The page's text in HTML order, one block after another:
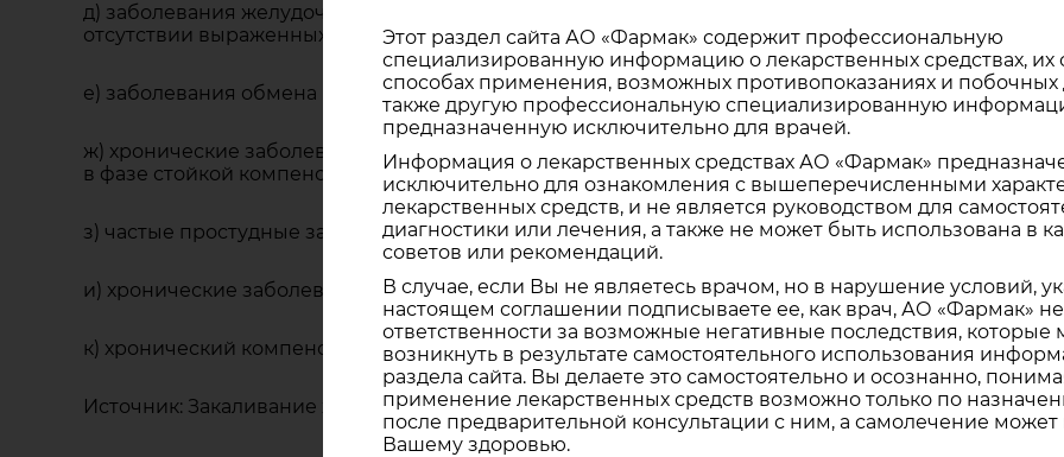
д) заболевания желудочно-кишечного тракта, хронические гастриты, энтериты и колиты при
отсутствии выраженных спастических явлений;
е) заболевания обмена веществ, ожирение при общем хорошем состоянии;
ж) хронические заболевания суставов инфекционно-аллергического происхождения, а также
в фазе стойкой компенсации;
з) частые простудные заболевания;
и) хронические заболевания верхних дыхательных путей;
к) хронический компенсированный тонзиллит.
Источник: Закаливание холодом.Методическое пособие., Р.Г.Жбанков, К.М.Приходченко,
Этот раздел сайта АО «Фармак» содержит профессиональную
специализированную информацию о лекарственных средствах, их
способах применения, возможных противопоказаниях и побочных
также другую профессиональную специализированную
предназначенную исключительно для врачей.
Информация о лекарственных средствах АО «Фармак»
исключительно для ознакомления с вышеперечисленными
лекарственных средств, и не является руководством для
диагностики или лечения, а также не может быть использована в
советов или рекомендаций.
В случае, если Вы не являетесь врачом, но в нарушение условий,
настоящем соглашении подписываете ее, как врач, АО «Фармак»
ответственности за возможные негативные последствия, которые
возникнуть в результате самостоятельного использования
раздела сайта. Вы делаете это самостоятельно и осознанно,
применение лекарственных средств возможно только по
после предварительной консультации с ним, а самолечение может
Вашему здоровью.